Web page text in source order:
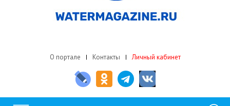
О портале Контакты Личный кабинет